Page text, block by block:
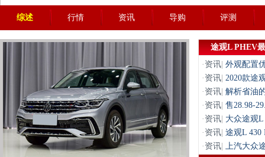
综述 行情 资讯 导购 评测
途观L PHEV
· 资讯 外观配置
· 资讯 2020款途
· 资讯 解析省油
· 资讯 售28.98-
· 资讯 大众途观L
· 资讯 途观L 430
· 资讯 上汽大众